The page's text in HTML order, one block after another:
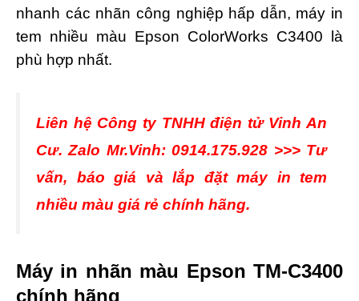
nhanh các nhãn công nghiệp hấp dẫn, máy in
tem nhiều màu Epson ColorWorks C3400 là
phù hợp nhất.
Liên hệ Công ty TNHH điện tử Vinh An
Cư. Zalo Mr.Vinh: 0914.175.928 >>> Tư
vấn, báo giá và lắp đặt máy in tem
nhiều màu giá rẻ chính hãng.
Máy in nhãn màu Epson TM-C3400
chính hãng